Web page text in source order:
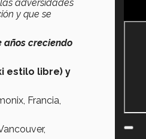
adversidades
y que se
años creciendo
estilo libre) y
Francia,